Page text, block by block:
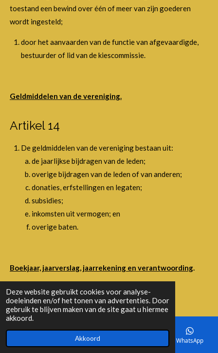
Deze website gebruikt cookies voor analyse-
doeleinden en/of het tonen van advertenties. Door
gebruik te blijven maken van de site gaat u hiermee
akkoord.
Akkoord
toestand een bewind over één of meer van zijn goederen
wordt ingesteld;
door het aanvaarden van de functie van afgevaardigde,
bestuurder of lid van de kiescommissie.
Geldmiddelen van de vereniging.
Artikel 14
De geldmiddelen van de vereniging bestaan uit:
de jaarlijkse bijdragen van de leden;
overige bijdragen van de leden of van anderen;
donaties, erfstellingen en legaten;
subsidies;
inkomsten uit vermogen; en
overige baten.
Boekjaar, jaarverslag, jaarrekening en verantwoording.
Artikel 15
Het boekjaar van de vereniging is gelijk aan het
kalenderjaar.
Het bestuur is verplicht van de vermogenstoestand van de
Telefoonnummer WhatsApp